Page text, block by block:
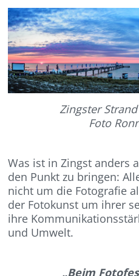
Zingster
Foto
Was ist in Zingst anders
den Punkt zu bringen:
nicht um die Fotografie
der Fotokunst um ihrer
ihre
und Umwelt.
„Beim